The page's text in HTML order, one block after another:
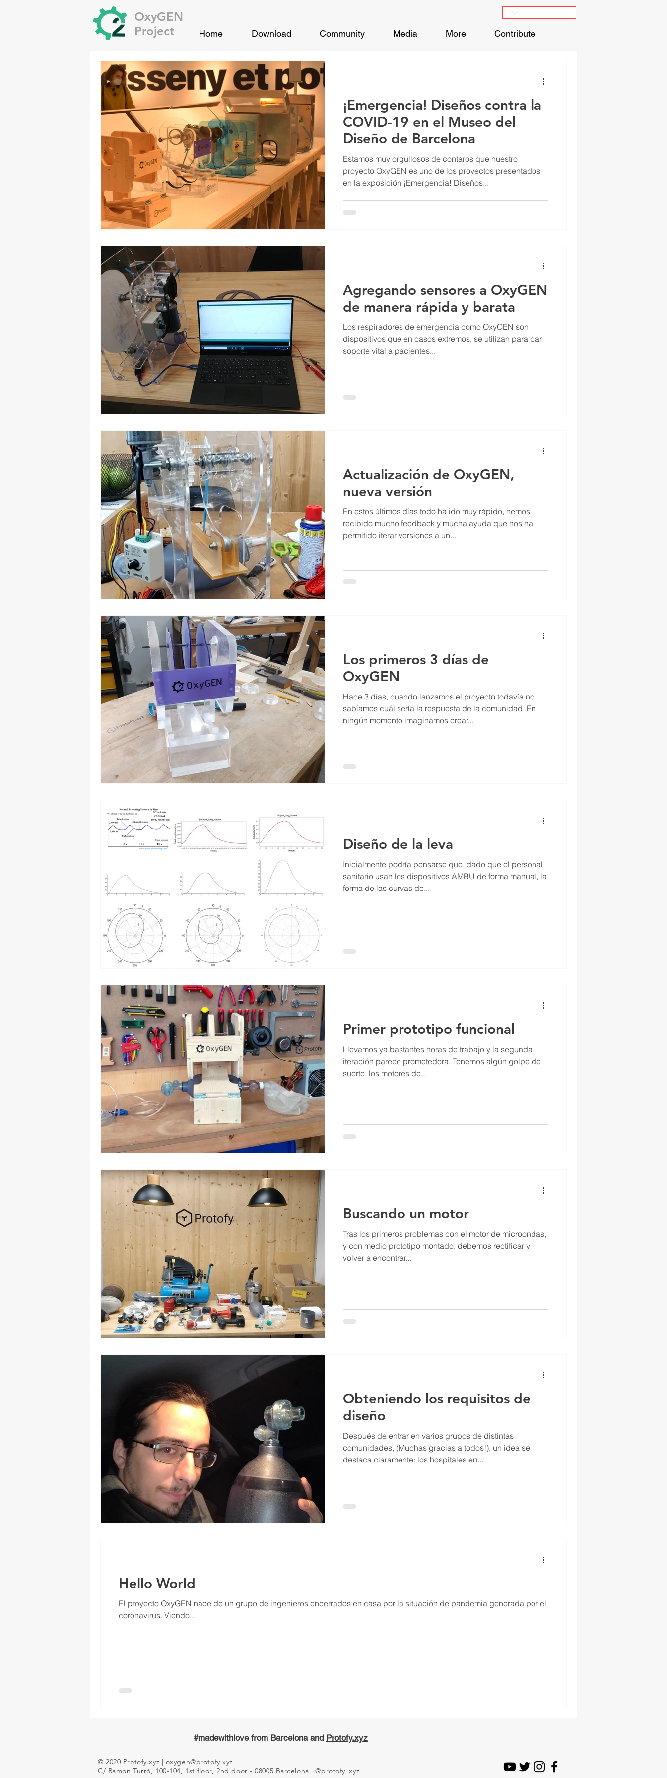
OxyGEN
Project
Home Download Community Media More Contribute
¡Emergencia! Diseños contra la
COVID-19 en el Museo del
Diseño de Barcelona
Estamos muy orgullosos de contaros que nuestro
proyecto OxyGEN es uno de los proyectos presentados
en la exposición ¡Emergencia! Diseños...
Agregando sensores a OxyGEN
de manera rápida y barata
Los respiradores de emergencia como OxyGEN son
dispositivos que en casos extremos, se utilizan para dar
soporte vital a pacientes...
Actualización de OxyGEN,
nueva versión
En estos últimos días todo ha ido muy rápido, hemos
recibido mucho feedback y mucha ayuda que nos ha
permitido iterar versiones a un...
Los primeros 3 días de
OxyGEN
Hace 3 días, cuando lanzamos el proyecto todavía no
sabíamos cuál sería la respuesta de la comunidad. En
ningún momento imaginamos crear...
Diseño de la leva
Inicialmente podría pensarse que, dado que el personal
sanitario usan los dispositivos AMBU de forma manual, la
forma de las curvas de...
Primer prototipo funcional
Llevamos ya bastantes horas de trabajo y la segunda
iteración parece prometedora. Tenemos algún golpe de
suerte, los motores de...
Buscando un motor
Tras los primeros problemas con el motor de microondas,
y con medio prototipo montado, debemos rectificar y
volver a encontrar...
Obteniendo los requisitos de
diseño
Después de entrar en varios grupos de distintas
comunidades, (Muchas gracias a todos!), un idea se
destaca claramente: los hospitales en...
Hello World
El proyecto OxyGEN nace de un grupo de ingenieros encerrados en casa por la situación de pandemia generada por el
coronavirus. Viendo...
#madewithlove from Barcelona and Protofy.xyz
© 2020 Protofy.xyz | oxygen@protofy.xyz
C/ Ramon Turró, 100-104, 1st floor, 2nd door - 08005 Barcelona |@protofy_xyz